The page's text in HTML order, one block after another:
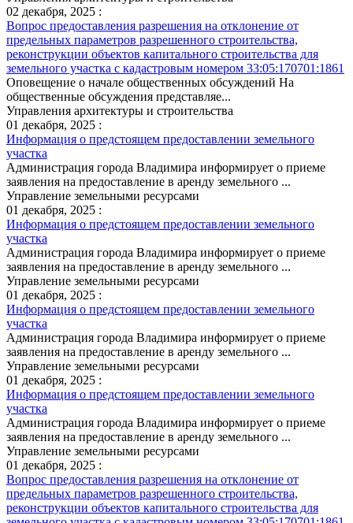
02 декабря, 2025 :
Вопрос предоставления разрешения на отклонение от
предельных параметров разрешенного строительства,
реконструкции объектов капитального строительства для
земельного участка с кадастровым номером 33:05:170701:1861
Оповещение о начале общественных обсуждений На
общественные обсуждения представляе...
Управления архитектуры и строительства
01 декабря, 2025 :
Информация о предстоящем предоставлении земельного
участка
Администрация города Владимира информирует о приеме
заявления на предоставление в аренду земельного ...
Управление земельными ресурсами
01 декабря, 2025 :
Информация о предстоящем предоставлении земельного
участка
Администрация города Владимира информирует о приеме
заявления на предоставление в аренду земельного ...
Управление земельными ресурсами
01 декабря, 2025 :
Информация о предстоящем предоставлении земельного
участка
Администрация города Владимира информирует о приеме
заявления на предоставление в аренду земельного ...
Управление земельными ресурсами
01 декабря, 2025 :
Информация о предстоящем предоставлении земельного
участка
Администрация города Владимира информирует о приеме
заявления на предоставление в аренду земельного ...
Управление земельными ресурсами
01 декабря, 2025 :
Вопрос предоставления разрешения на отклонение от
предельных параметров разрешенного строительства,
реконструкции объектов капитального строительства для